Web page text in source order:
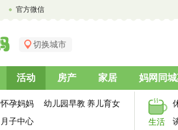
官方微信
切换城市
活动 房产 家居 妈网同
怀孕妈妈 幼儿园早教 养儿育女
月子中心 生活